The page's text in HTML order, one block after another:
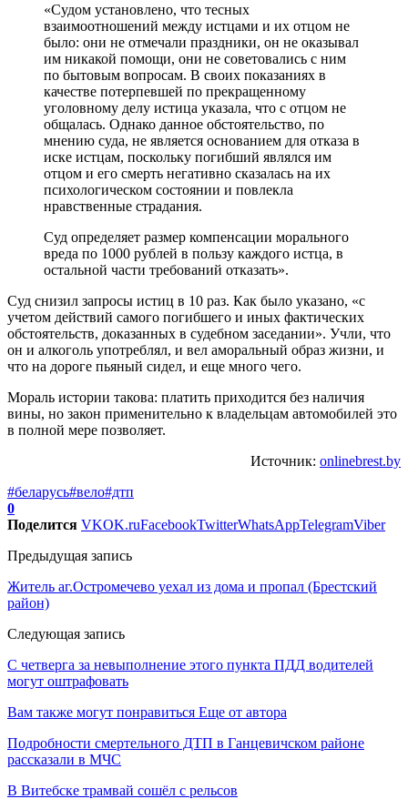
«Судом установлено, что тесных
взаимоотношений между истцами и их отцом не
было: они не отмечали праздники, он не оказывал
им никакой помощи, они не советовались с ним
по бытовым вопросам. В своих показаниях в
качестве потерпевшей по прекращенному
уголовному делу истица указала, что с отцом не
общалась. Однако данное обстоятельство, по
мнению суда, не является основанием для отказа в
иске истцам, поскольку погибший являлся им
отцом и его смерть негативно сказалась на их
психологическом состоянии и повлекла
нравственные страдания.
Суд определяет размер компенсации морального
вреда по 1000 рублей в пользу каждого истца, в
остальной части требований отказать».
Суд снизил запросы истиц в 10 раз. Как было указано, «с
учетом действий самого погибшего и иных фактических
обстоятельств, доказанных в судебном заседании». Учли, что
он и алкоголь употреблял, и вел аморальный образ жизни, и
что на дороге пьяный сидел, и еще много чего.
Мораль истории такова: платить приходится без наличия
вины, но закон применительно к владельцам автомобилей это
в полной мере позволяет.
Источник: onlinebrest.by
#беларусь#вело#дтп
0
Поделится VKOK.ruFacebookTwitterWhatsAppTelegramViber
Предыдущая запись
Житель аг.Остромечево уехал из дома и пропал (Брестский
район)
Следующая запись
С четверга за невыполнение этого пункта ПДД водителей
могут оштрафовать
Вам также могут понравиться Еще от автора
Подробности смертельного ДТП в Ганцевичском районе
рассказали в МЧС
В Витебске трамвай сошёл с рельсов